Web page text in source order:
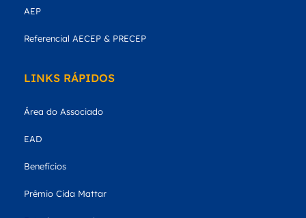
AEP
Referencial AECEP & PRECEP
LINKS RÁPIDOS
Área do Associado
EAD
Benefícios
Prêmio Cida Mattar